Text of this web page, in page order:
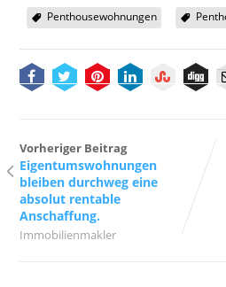
Penthousewohnungen
Vorheriger Beitrag
Eigentumswohnungen
bleiben durchweg eine
absolut rentable
Anschaffung.
Immobilienmakler